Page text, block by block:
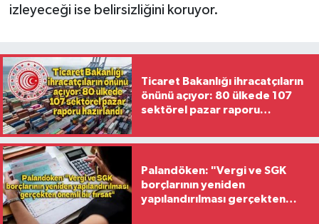
izleyeceği ise belirsizliğini koruyor.
Ticaret Bakanlığı ihracatçıların
önünü açıyor: 80 ülkede 107
sektörel pazar raporu
Palandöken: "Vergi ve SGK
borçlarının yeniden
yapılandırılması gerçekten